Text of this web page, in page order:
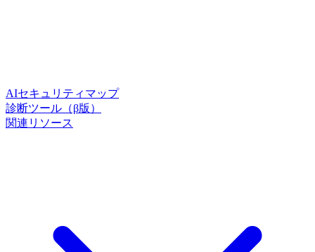
AIセキュリティマップ
診断ツール（β版）
関連リソース